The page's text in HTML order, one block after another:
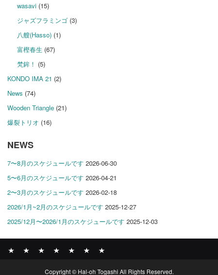
wasavi(15)
ジャズフラミンゴ(3)
八艘(Hasso)(1)
富樫春生 (67)
梵鉾！ (5)
KONDO IMA 21 (2)
News (74)
Wooden Triangle (21)
爆裂トリオ (16)
NEWS
7〜8月のスケジュールです 2026-06-30
5〜6月のスケジュールです 2026-04-21
2〜3月のスケジュールです 2026-02-18
2026/1月~2月のスケジュールです 2025-12-27
2025/12月〜2026/1月のスケジュールです 2025-12-03
Copyright © Hal-oh Togashi All Rights Reserved.